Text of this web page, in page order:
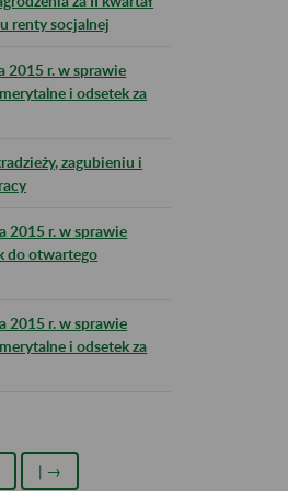
renty socjalnej
2015 r. w sprawie
i odsetek za
zagubieniu i
2015 r. w sprawie
do otwartego
2015 r. w sprawie
i odsetek za
| →